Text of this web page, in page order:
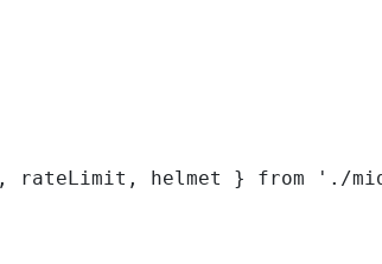
rateLimit, helmet } from './